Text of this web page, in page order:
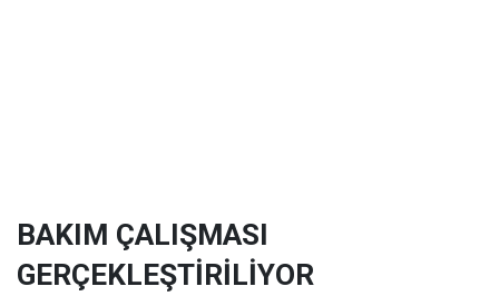
BAKIM ÇALIŞMASI
GERÇEKLEŞTİRİLİYOR